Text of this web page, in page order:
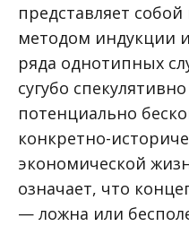
представляет
методом индукции
ряда однотипных
сугубо
потенциально
конкретно-
экономической
означает, что
— ложна или